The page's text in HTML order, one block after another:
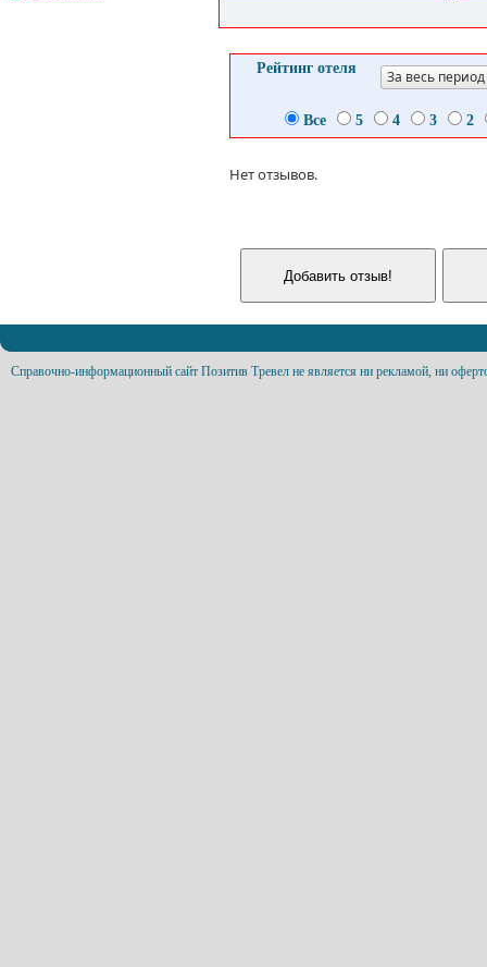
Рейтинг отеля За весь период
Все 5 4 3 2
Нет отзывов.
Справочно-информационный сайт Позитив Тревел не является ни рекламой, ни